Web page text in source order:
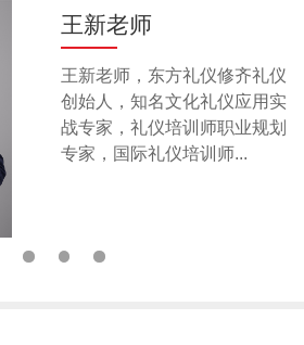
王新老师
王新老师，东方礼仪修齐礼仪
创始人，知名文化礼仪应用实
战专家，礼仪培训师职业规划
专家，国际礼仪培训师...